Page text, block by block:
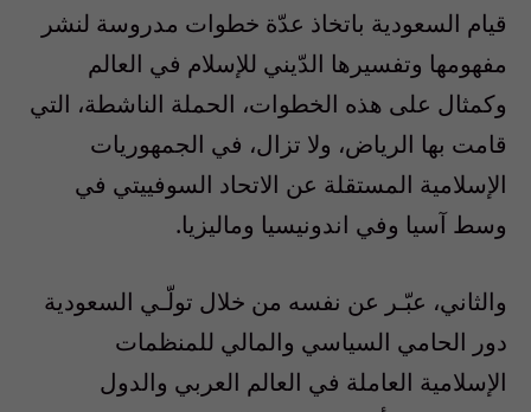
قيام السعودية باتخاذ عدّة خطوات مدروسة لنشر
مفهومها وتفسيرها الدّيني للإسلام في العالم
وكمثال على هذه الخطوات، الحملة الناشطة، التي
قامت بها الرياض، ولا تزال، في الجمهوريات
الإسلامية المستقلة عن الاتحاد السوفييتي في
وسط آسيا وفي اندونيسيا وماليزيا.
والثاني، عبّـر عن نفسه من خلال تولّـي السعودية
دور الحامي السياسي والمالي للمنظمات
الإسلامية العاملة في العالم العربي والدول